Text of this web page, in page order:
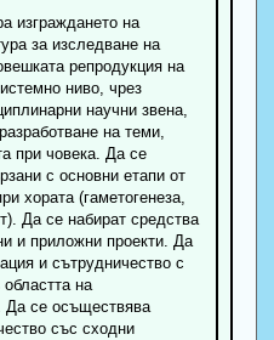
изграждането на
за изследване на
репродукция на
ниво, чрез
научни звена,
на теми,
при човека. Да се
с основни етапи от
хората (гаметогенеза,
Да се набират средства
и приложни проекти. Да
и сътрудничество с
на
Да се осъществява
със сходни